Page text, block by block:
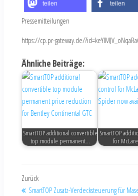
teilen teilen
Pressemitteilungen
https://cp.pr-gateway.de/
Ähnliche Beiträge:
SmartTOP additional convertible
top module permanent…
SmartTOP
for
Zurück
SmartTOP Zusatz-Verdecksteuerung für